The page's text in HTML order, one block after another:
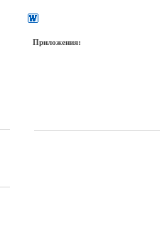
Приложения: